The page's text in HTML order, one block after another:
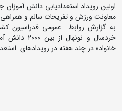
اولین رویداد استعدادیابی دانش
معاونت ورزش و تفریحات سالم و
خردسال و
خانواده در چند هفته در رویدادهای